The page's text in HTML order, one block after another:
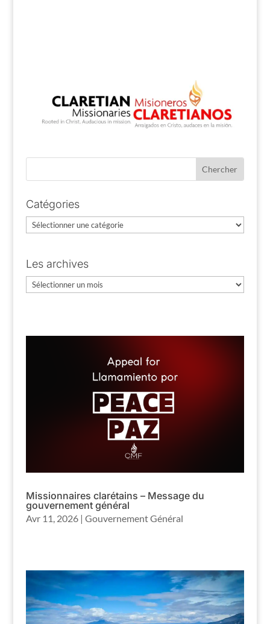
Catégories
Catégories
Les archives
Les
Missionnaires clarétains – Message du
gouvernement général
Avr 11, 2026| Gouvernement Général